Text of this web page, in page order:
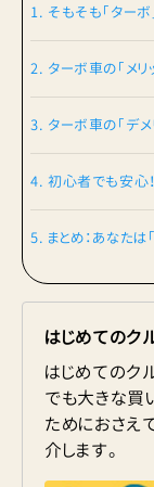
1. そもそも「ター
2. ターボ車の「メリ
3. ターボ車の「デメ
4. 初心者でも安心
5. まとめ：あなたは
はじめてのク
はじめてのク
でも大きな買
ためにおさえ
介します。